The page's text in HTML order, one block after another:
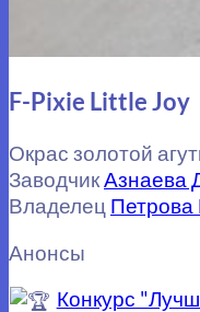
F-Pixie Little Joy
Окрас золотой
ЗаводчикАзнаева
Владелец
Анонсы
Конкурс